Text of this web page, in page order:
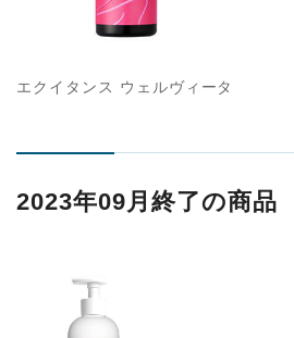
エクイタンス ウェルヴィータ
2023年09月終了の商品